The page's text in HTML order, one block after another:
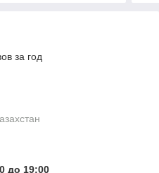
за год
до 19:00